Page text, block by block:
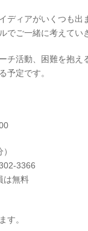
ディアがいくつも出
でご一緒に考えてい
チ活動、困難を抱え
予定です。
3366
は無料
す。